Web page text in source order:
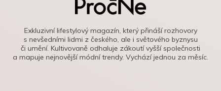
Exkluzivní lifestylový magazín, který přináší rozhovory
s nevšedními lidmi z českého, ale i světového byznysu
či umění. Kultivovaně odhaluje zákoutí vyšší společnosti
a mapuje nejnovější módní trendy. Vychází jednou za měsíc.